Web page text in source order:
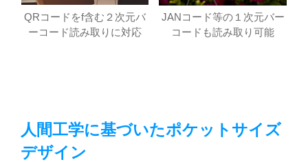
QRコードをf含む２次元バ
ーコード読み取りに対応
JANコード等の１次元バー
コードも読み取り可能
人間工学に基づいたポケットサイズ
デザイン